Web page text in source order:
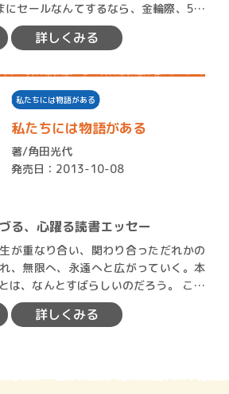
セールなんてするなら、金輪際、5月
詳しくみる
私たちには物語がある
私たちには物語がある
著/角田光代
発売日：2013-10-08
る、心躍る読書エッセー
が重なり合い、関わり合っただれかの
、無限へ、永遠へと広がっていく。本
、なんとすばらしいのだろう。 この
詳しくみる